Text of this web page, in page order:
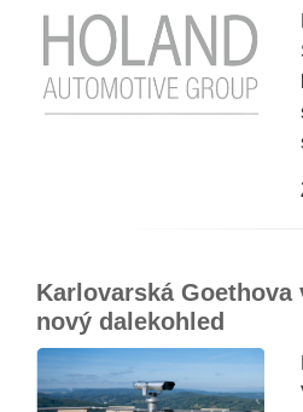
Karlovarská
nový dalekohled